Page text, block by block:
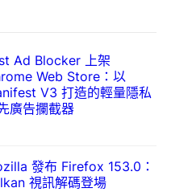
Ad Blocker 上架
Web Store：以
V3 打造的輕量隱私
廣告攔截器
發布 Firefox 153.0：
視訊解碼登場